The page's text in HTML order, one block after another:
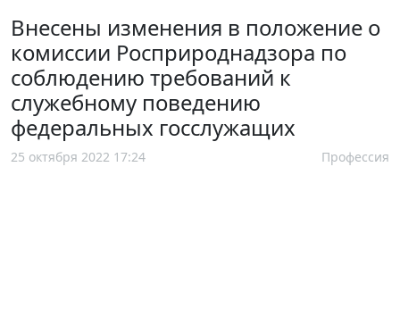
Внесены изменения в положение о
комиссии Росприроднадзора по
соблюдению требований к
служебному поведению
федеральных госслужащих
25 октября 2022 17:24 Профессия